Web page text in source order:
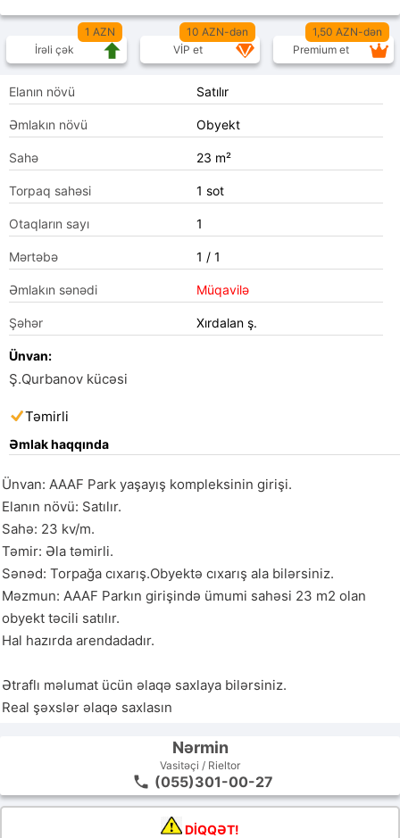
1 AZN
İrəli çək
10 AZN-dən
VİP et
1,50 AZN-dən
Premium et
Elanın növü Satılır
Əmlakın növü Obyekt
Sahə 23 m²
Torpaq sahəsi 1 sot
Otaqların sayı 1
Mərtəbə 1 / 1
Əmlakın sənədi Müqavilə
Şəhər Xırdalan ş.
Ünvan:
Ş.Qurbanov kücəsi
Təmirli
Əmlak haqqında
Ünvan: AAAF Park yaşayış kompleksinin girişi.
Elanın növü: Satılır.
Sahə: 23 kv/m.
Təmir: Əla təmirli.
Sənəd: Torpağa cıxarış.Obyektə cıxarış ala bilərsiniz.
Məzmun: AAAF Parkın girişində ümumi sahəsi 23 m2 olan
obyekt təcili satılır.
Hal hazırda arendadadır.
Ətraflı məlumat ücün əlaqə saxlaya bilərsiniz.
Real şəxslər əlaqə saxlasın
Nərmin
Vasitəçi / Rieltor
(055)301-00-27
DİQQƏT!